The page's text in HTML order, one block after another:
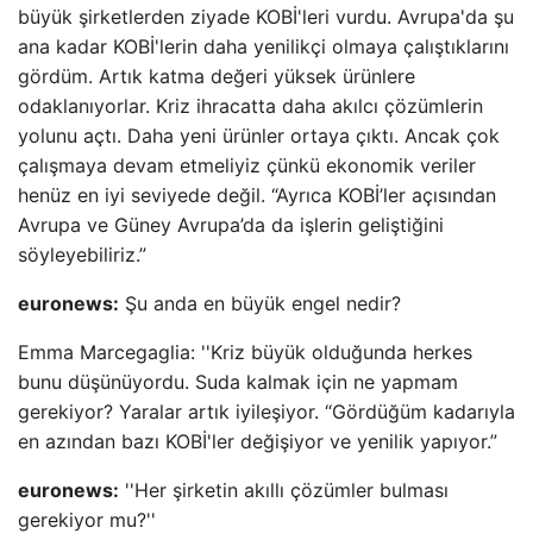
büyük şirketlerden ziyade KOBİ'leri vurdu. Avrupa'da şu
ana kadar KOBİ'lerin daha yenilikçi olmaya çalıştıklarını
gördüm. Artık katma değeri yüksek ürünlere
odaklanıyorlar. Kriz ihracatta daha akılcı çözümlerin
yolunu açtı. Daha yeni ürünler ortaya çıktı. Ancak çok
çalışmaya devam etmeliyiz çünkü ekonomik veriler
henüz en iyi seviyede değil. “Ayrıca KOBİ’ler açısından
Avrupa ve Güney Avrupa’da da işlerin geliştiğini
söyleyebiliriz.”
euronews: Şu anda en büyük engel nedir?
Emma Marcegaglia: ''Kriz büyük olduğunda herkes
bunu düşünüyordu. Suda kalmak için ne yapmam
gerekiyor? Yaralar artık iyileşiyor. “Gördüğüm kadarıyla
en azından bazı KOBİ'ler değişiyor ve yenilik yapıyor.”
euronews: ''Her şirketin akıllı çözümler bulması
gerekiyor mu?''